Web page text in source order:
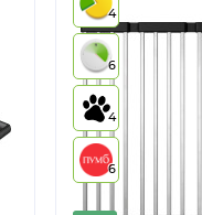
4
6
4
6